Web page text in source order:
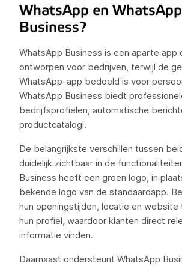
WhatsApp en WhatsApp
Business?
WhatsApp Business is een aparte app
ontworpen voor bedrijven, terwijl de
WhatsApp-app bedoeld is voor
WhatsApp Business biedt
bedrijfsprofielen, automatische
productcatalogi.
De belangrijkste verschillen tussen
duidelijk zichtbaar in de
Business heeft een groen logo, in
bekende logo van de standaardapp.
hun openingstijden, locatie en website
hun profiel, waardoor klanten direct
informatie vinden.
Daarnaast ondersteunt WhatsApp